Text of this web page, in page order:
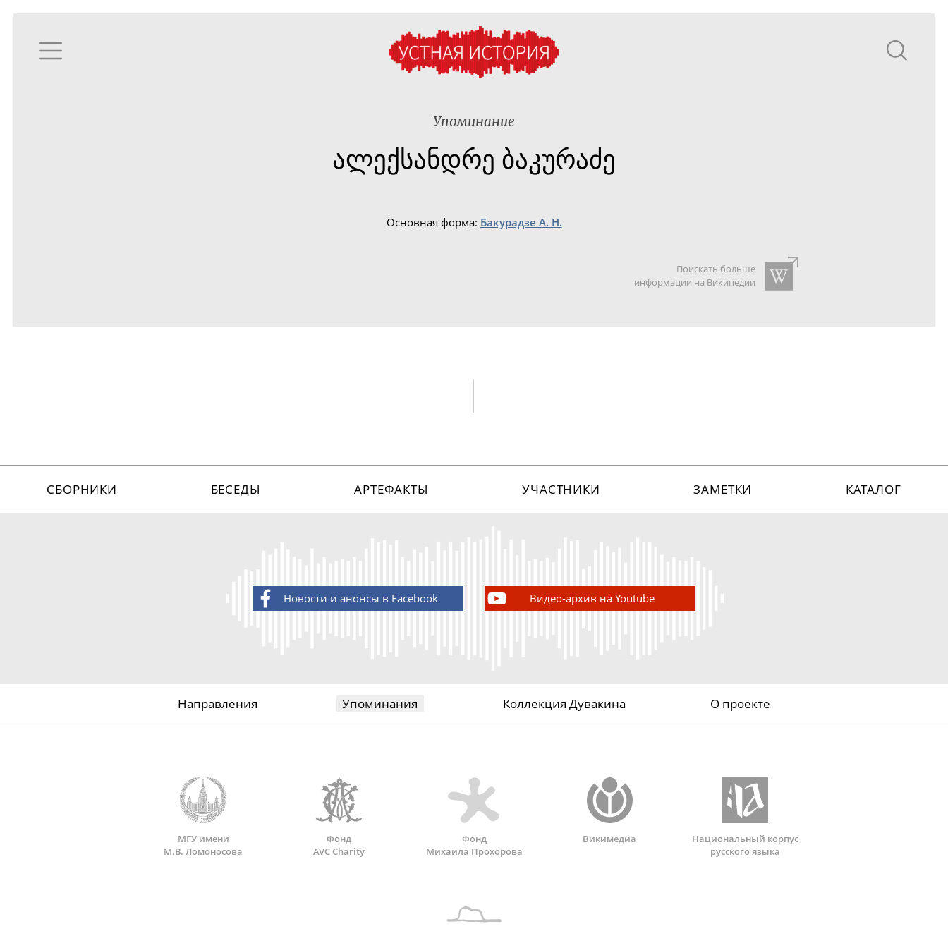
Упоминание
ალექსანდრე ბაკურაძე
Основная форма: Бакурадзе А. Н.
Поискать больше
информации на Википедии
СБОРНИКИ БЕСЕДЫ АРТЕФАКТЫ УЧАСТНИКИ ЗАМЕТКИ КАТАЛОГ
Новости и анонсы в Facebook Видео-архив на Youtube
Направления Упоминания Коллекция Дувакина О проекте
МГУ имени
М.В. Ломоносова
Фонд
AVC Charity
Фонд
Михаила Прохорова
Викимедиа
Национальный корпус
русского языка